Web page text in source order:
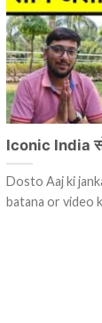
Iconic India
Dosto Aaj ki
batana or video